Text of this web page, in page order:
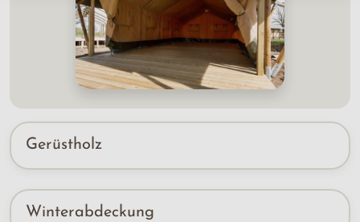
Gerüstholz
Winterabdeckung